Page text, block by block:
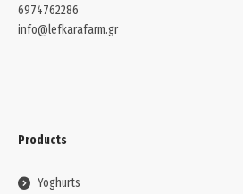
6974762286
info@lefkarafarm.gr
Products
Yoghurts